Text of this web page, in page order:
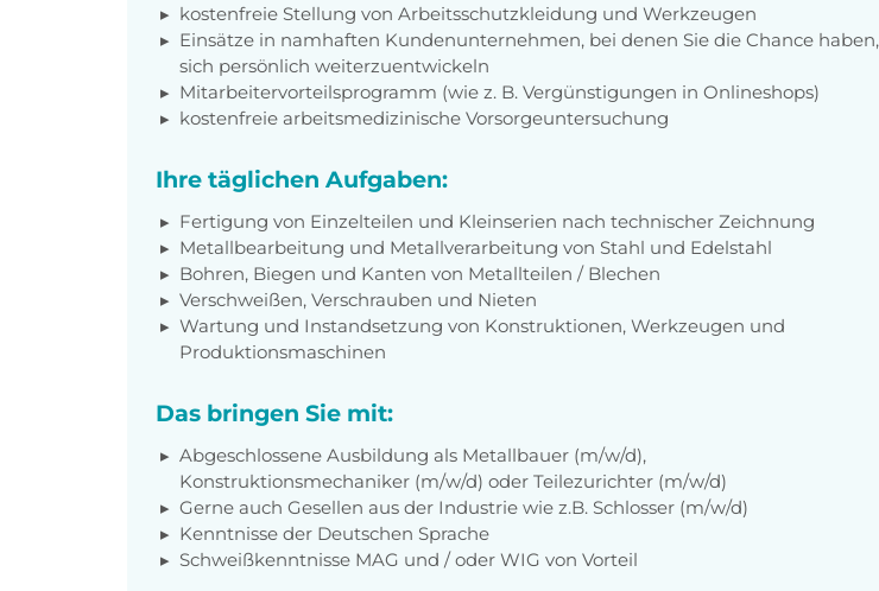
kostenfreie Stellung von Arbeitsschutzkleidung und Werkzeugen
Einsätze in namhaften Kundenunternehmen, bei denen Sie die Chance haben,
sich persönlich weiterzuentwickeln
Mitarbeitervorteilsprogramm (wie z. B. Vergünstigungen in Onlineshops)
kostenfreie arbeitsmedizinische Vorsorgeuntersuchung
Ihre täglichen Aufgaben:
Fertigung von Einzelteilen und Kleinserien nach technischer Zeichnung
Metallbearbeitung und Metallverarbeitung von Stahl und Edelstahl
Bohren, Biegen und Kanten von Metallteilen / Blechen
Verschweißen, Verschrauben und Nieten
Wartung und Instandsetzung von Konstruktionen, Werkzeugen und
Produktionsmaschinen
Das bringen Sie mit:
Abgeschlossene Ausbildung als Metallbauer (m/w/d),
Konstruktionsmechaniker (m/w/d) oder Teilezurichter (m/w/d)
Gerne auch Gesellen aus der Industrie wie z.B. Schlosser (m/w/d)
Kenntnisse der Deutschen Sprache
Schweißkenntnisse MAG und / oder WIG von Vorteil